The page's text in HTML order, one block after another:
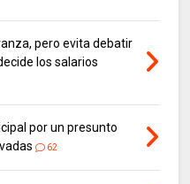
pero evita debatir
los salarios
por un presunto
62